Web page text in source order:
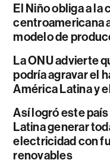
El Niño obliga a
centroamericana
modelo de
La ONU advierte
podría agravar el
América Latina y
Así logró este
Latina generar
electricidad con
renovables